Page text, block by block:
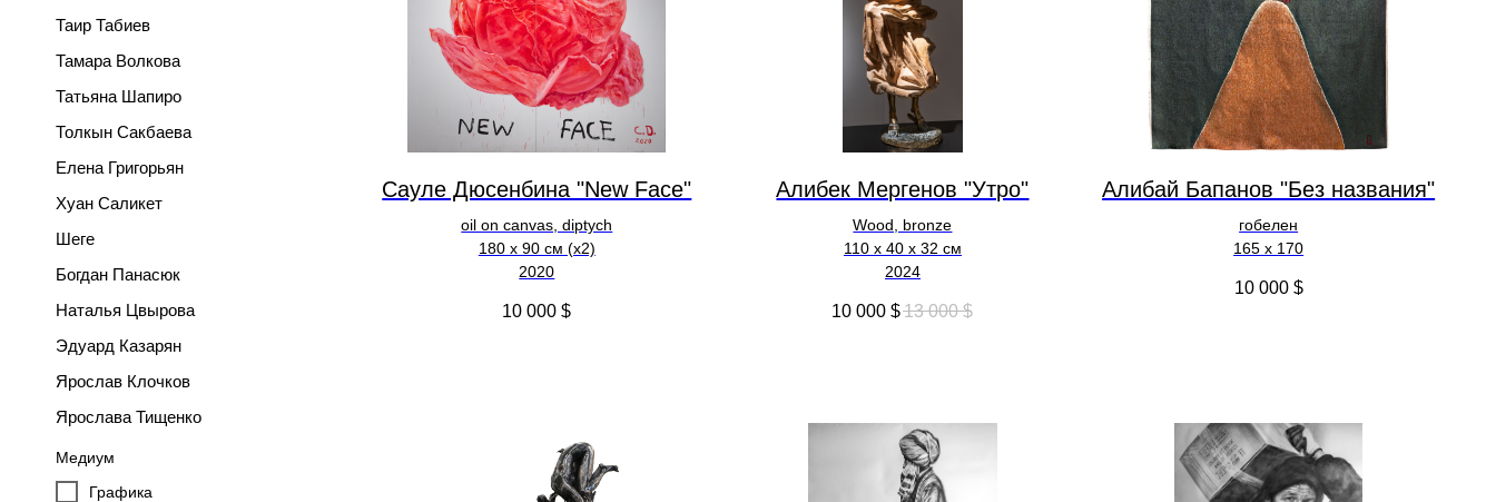
Таир Табиев
Тамара Волкова
Татьяна Шапиро
Толкын Сакбаева
Елена Григорьян
Хуан Саликет
Шеге
Богдан Панасюк
Наталья Цвырова
Эдуард Казарян
Ярослав Клочков
Ярослава Тищенко
Медиум
Графика
Сауле Дюсенбина "New Face"
oil on canvas, diptych
180 x 90 см (х2)
2020
10 000 $
Алибек Мергенов "Утро"
Wood, bronze
110 х 40 х 32 см
2024
10 000 $ 13 000 $
Алибай Бапанов "Без названия"
гобелен
165 x 170
10 000 $